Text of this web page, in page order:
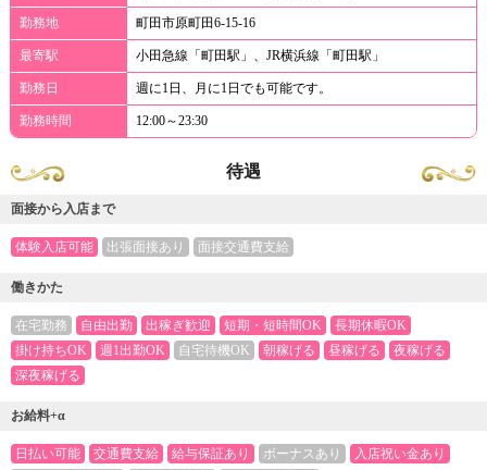
勤務地 町田市原町田6-15-16
最寄駅 小田急線「町田駅」、JR横浜線「町田駅」
勤務日 週に1日、月に1日でも可能です。
勤務時間 12:00～23:30
待遇
面接から入店まで
体験入店可能 出張面接あり 面接交通費支給
働きかた
在宅勤務 自由出勤 出稼ぎ歓迎 短期・短時間OK
長期休暇OK
掛け持ちOK
週1出勤OK 自宅待機OK 朝稼げる 昼稼げる
夜稼げる
深夜稼げる
お給料+α
日払い可能 交通費支給 給与保証あり ボーナスあり
入店祝い金あり